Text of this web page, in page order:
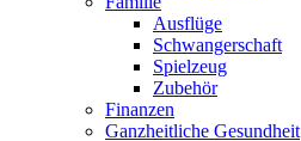
Ausflüge
Schwangerschaft
Spielzeug
Zubehör
Finanzen
Ganzheitliche Gesundheit